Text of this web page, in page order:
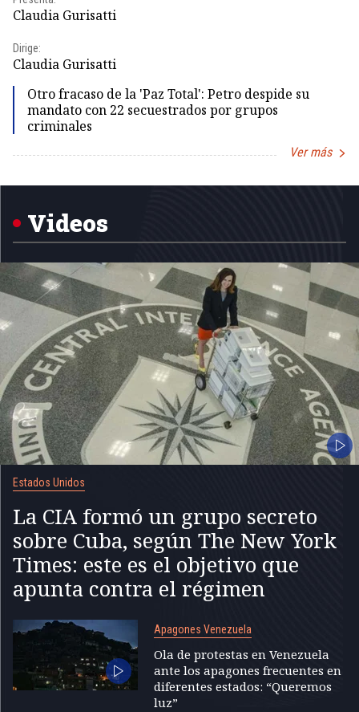
Claudia Gurisatti
Dirige:
Claudia Gurisatti
Otro fracaso de la 'Paz Total': Petro despide su
mandato con 22 secuestrados por grupos
criminales
Ver más
1
Videos
Estados Unidos
La CIA formó un grupo secreto
sobre Cuba, según The New York
Times: este es el objetivo que
apunta contra el régimen
Apagones Venezuela
Ola de protestas en Venezuela
ante los apagones frecuentes en
diferentes estados: “Queremos
luz”